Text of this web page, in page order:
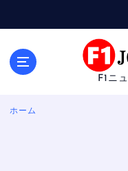
F1ニ
ホーム